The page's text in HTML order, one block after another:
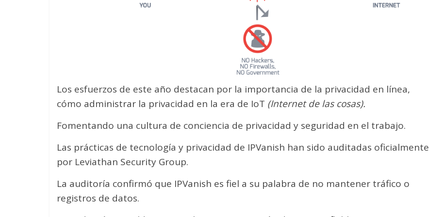
Los esfuerzos de este año destacan por la importancia de la privacidad en línea,
cómo administrar la privacidad en la era de IoT (Internet de las cosas).
Fomentando una cultura de conciencia de privacidad y seguridad en el trabajo.
Las prácticas de tecnología y privacidad de IPVanish han sido auditadas oficialmente
por Leviathan Security Group.
La auditoría confirmó que IPVanish es fiel a su palabra de no mantener tráfico o
registros de datos.